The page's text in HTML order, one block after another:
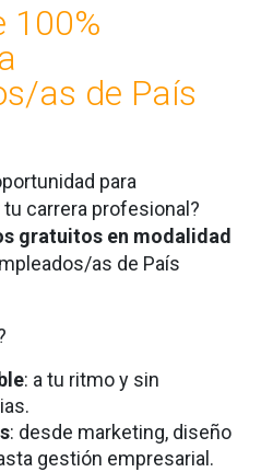
100%
as de País
para
carrera profesional?
gratuitos en modalidad
as de País
: a tu ritmo y sin
: desde marketing, diseño
gestión empresarial.